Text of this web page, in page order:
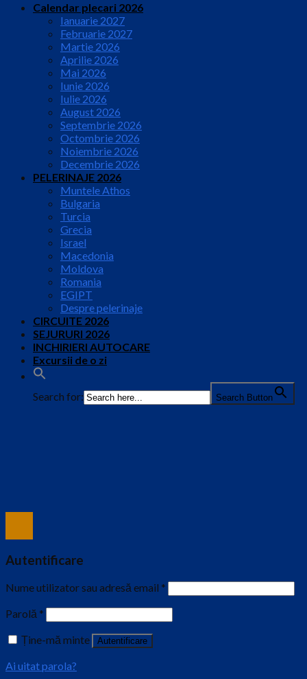
Calendar plecari 2026
Ianuarie 2027
Februarie 2027
Martie 2026
Aprilie 2026
Mai 2026
Iunie 2026
Iulie 2026
August 2026
Septembrie 2026
Octombrie 2026
Noiembrie 2026
Decembrie 2026
PELERINAJE 2026
Muntele Athos
Bulgaria
Turcia
Grecia
Israel
Macedonia
Moldova
Romania
EGIPT
Despre pelerinaje
CIRCUITE 2026
SEJURURI 2026
INCHIRIERI AUTOCARE
Excursii de o zi
Search for: Search Button
Autentificare
Nume utilizator sau adresă email *
Parolă *
Ține-mă minte
Autentificare
Ai uitat parola?